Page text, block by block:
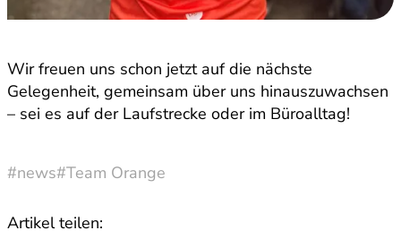
Wir freuen uns schon jetzt auf die nächste
Gelegenheit, gemeinsam über uns hinauszuwachsen
– sei es auf der Laufstrecke oder im Büroalltag!
#news#Team Orange
Artikel teilen: